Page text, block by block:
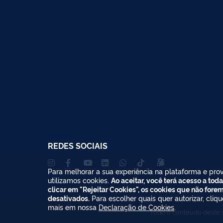
REDES SOCIAIS
Todo o conteúdo deste
Para melhorar a sua experiência na plataforma e
utilizamos cookies. Ao aceitar, você terá acesso a
clicar em "Rejeitar Cookies", os cookies que não
desativados. Para escolher quais quer autorizar,
mais em nossa Declaração de Cookies.